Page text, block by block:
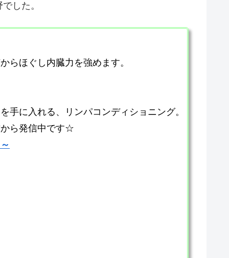
した。
らほぐし内臓力を強めます。
に入れる、リンパコンディショニング。
ら発信中です☆